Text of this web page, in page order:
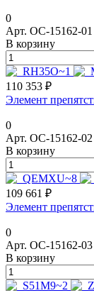
0
Арт. ОС-15162-01
В корзину
110 353 ₽
Элемент
0
Арт. ОС-15162-02
В корзину
109 661 ₽
Элемент
0
Арт. ОС-15162-03
В корзину